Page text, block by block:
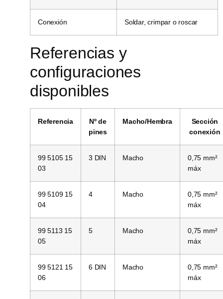
Conexión Soldar, crimpar o roscar
Referencias y
configuraciones
disponibles
Referencia
Nº de
pines
Macho/Hembra
Sección
conexión
99 5105 15
03
3 DIN Macho
0,75 mm²
máx
99 5109 15
04
4 Macho
0,75 mm²
máx
99 5113 15
05
5 Macho
0,75 mm²
máx
99 5121 15
06
6 DIN Macho
0,75 mm²
máx